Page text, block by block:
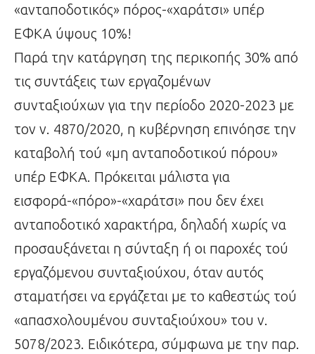
«ανταποδοτικός» πόρος-«χαράτσι» υπέρ
ΕΦΚΑ ύψους 10%!
Παρά την κατάργηση της περικοπής 30% από
τις συντάξεις των εργαζομένων
συνταξιούχων για την περίοδο 2020-2023 με
τον ν. 4870/2020, η κυβέρνηση επινόησε την
καταβολή τού «μη ανταποδοτικού πόρου»
υπέρ ΕΦΚΑ. Πρόκειται μάλιστα για
εισφορά-«πόρο»-«χαράτσι» που δεν έχει
ανταποδοτικό χαρακτήρα, δηλαδή χωρίς να
προσαυξάνεται η σύνταξη ή οι παροχές τού
εργαζόμενου συνταξιούχου, όταν αυτός
σταματήσει να εργάζεται με το καθεστώς τού
«απασχολουμένου συνταξιούχου» του ν.
5078/2023. Ειδικότερα, σύμφωνα με την παρ.